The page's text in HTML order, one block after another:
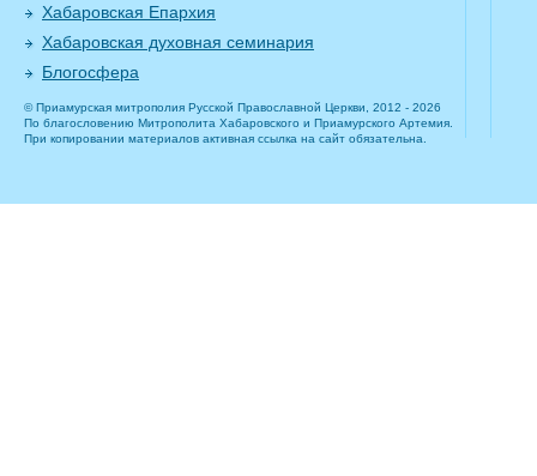
Хабаровская Епархия
Хабаровская духовная семинария
Блогосфера
© Приамурская митрополия Русской Православной Церкви, 2012 - 2026
По благословению Митрополита Хабаровского и Приамурского Артемия.
При копировании материалов активная ссылка на сайт обязательна.